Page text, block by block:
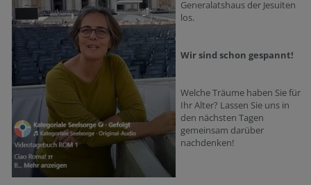
Generalatshaus der Jesuiten
los.
Wir sind schon gespannt!
Welche Träume haben Sie für
Ihr Alter? Lassen Sie uns in
den nächsten Tagen
gemeinsam darüber
nachdenken!